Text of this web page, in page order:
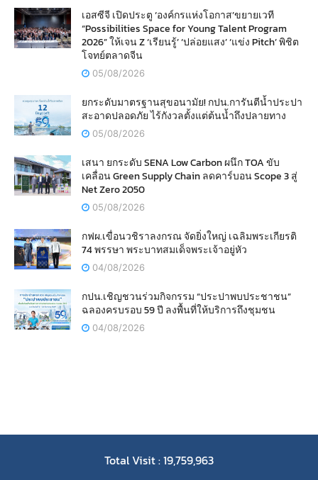
เอสซีจี เปิดประตู ‘องค์กรแห่งโอกาส’ขยายเวที
“Possibilities Space for Young Talent Program
2026” ให้เจน Z ‘เรียนรู้’ ‘ปล่อยแสง’ ‘แข่ง Pitch’ พิชิต
โจทย์ตลาดจีน
05/08/2026
ยกระดับมาตรฐานสุขอนามัย! กปน.การันตีน้ำประปา
สะอาดปลอดภัย ไร้กังวลตั้งแต่ต้นน้ำถึงปลายทาง
05/08/2026
เสนา ยกระดับ SENA Low Carbon ผนึก TOA ขับ
เคลื่อน Green Supply Chain ลดคาร์บอน Scope 3 สู่
Net Zero 2050
05/08/2026
กฟผ.เขื่อนวชิราลงกรณ จัดยิ่งใหญ่ เฉลิมพระเกียรติ
74 พรรษา พระบาทสมเด็จพระเจ้าอยู่หัว
04/08/2026
กปน.เชิญชวนร่วมกิจกรรม “ประปาพบประชาชน”
ฉลองครบรอบ 59 ปี ลงพื้นที่ให้บริการถึงชุมชน
04/08/2026
Total Visit : 19,759,963